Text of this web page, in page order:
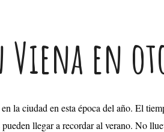
Viena en
la ciudad en esta época del año. El
llegar a recordar al verano. No